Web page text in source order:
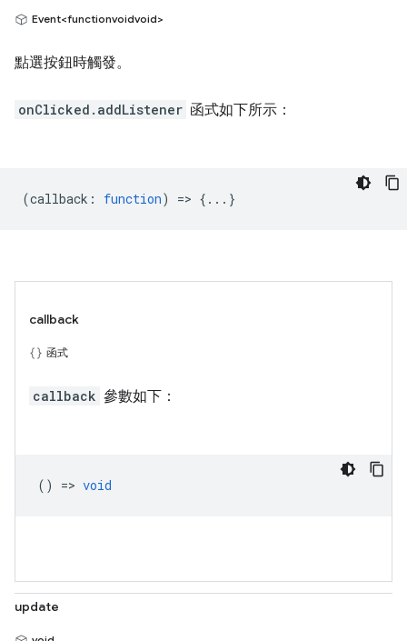
Event<functionvoidvoid>
點選按鈕時觸發。
onClicked.addListener 函式如下所示：
(callback : function) => {...}
callback
函式
callback 參數如下：
() => void
update